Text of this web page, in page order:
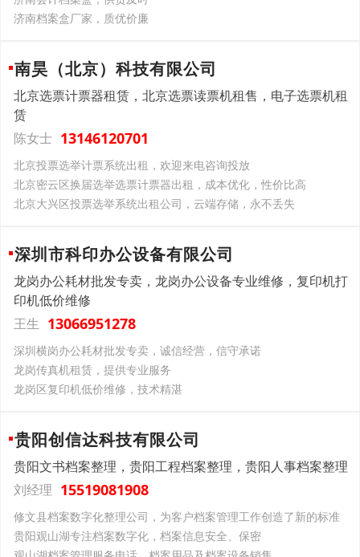
济南档案盒厂家，质优价廉
南昊（北京）科技有限公司
北京选票计票器租赁，北京选票读票机租售，电子选票机租
赁
陈女士 13146120701
北京投票选举计票系统出租，欢迎来电咨询投放
北京密云区换届选举选票计票器出租，成本优化，性价比高​
北京大兴区投票选举系统出租公司，云端存储，永不丢失​
深圳市科印办公设备有限公司
龙岗办公耗材批发专卖，龙岗办公设备专业维修，复印机打
印机低价维修
王生 13066951278
深圳横岗办公耗材批发专卖，诚信经营，信守承诺
龙岗传真机租赁，提供专业服务
龙岗区复印机低价维修，技术精湛
贵阳创信达科技有限公司
贵阳文书档案整理，贵阳工程档案整理，贵阳人事档案整理
刘经理 15519081908
修文县档案数字化整理公司，为客户档案管理工作创造了新的标准
贵阳观山湖专注档案数字化，档案信息安全、保密